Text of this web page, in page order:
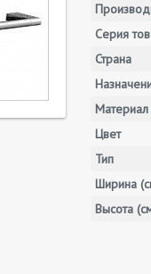
Серия
Страна
Материал
Цвет
Тип
Ширина
Высота